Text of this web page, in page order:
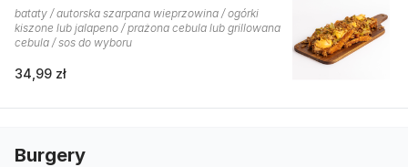
bataty / autorska szarpana wieprzowina / ogórki
kiszone lub jalapeno / prażona cebula lub grillowana
cebula / sos do wyboru
34,99 zł
Burgery